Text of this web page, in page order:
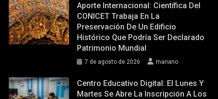
Aporte Internacional: Científica Del
CONICET Trabaja En La
Preservación De Un Edificio
Histórico Que Podría Ser Declarado
Patrimonio Mundial
7 de agosto de 2026 mariano
Centro Educativo Digital: El Lunes Y
Martes Se Abre La Inscripción A Los